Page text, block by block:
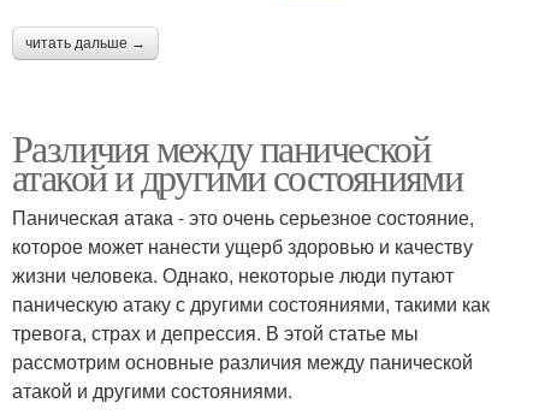
читать дальше →
Различия между панической
атакой и другими состояниями
Паническая атака - это очень серьезное состояние,
которое может нанести ущерб здоровью и качеству
жизни человека. Однако, некоторые люди путают
паническую атаку с другими состояниями, такими как
тревога, страх и депрессия. В этой статье мы
рассмотрим основные различия между панической
атакой и другими состояниями.